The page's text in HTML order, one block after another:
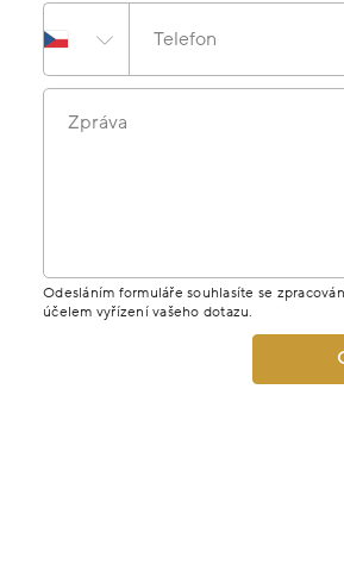
Telefon
Zpráva
Odesláním formuláře souhlasíte se
účelem vyřízení vašeho dotazu.